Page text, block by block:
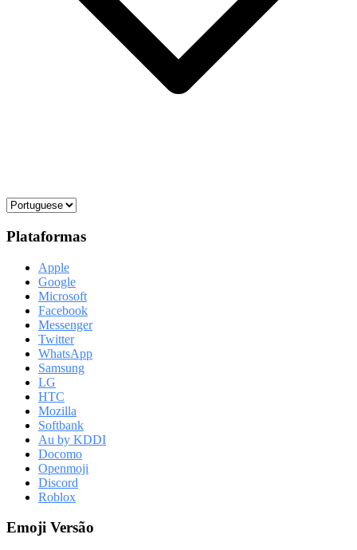
Plataformas
Apple
Google
Microsoft
Facebook
Messenger
Twitter
WhatsApp
Samsung
LG
HTC
Mozilla
Softbank
Au by KDDI
Docomo
Openmoji
Discord
Roblox
Emoji Versão